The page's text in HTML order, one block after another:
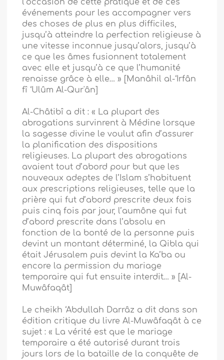
l’occasion de cette pratique et de ces
événements pour les accompagner vers
des choses de plus en plus difficiles,
jusqu’à atteindre la perfection religieuse à
une vitesse inconnue jusqu’alors, jusqu’à
ce que les âmes fusionnent totalement
avec elle et jusqu’à ce que l’humanité
renaisse grâce à elle… » [Manâhil al-‘Irfân
fî ‘Ulûm Al-Qur'ân]
Al-Châtibî a dit : « La plupart des
abrogations survinrent à Médine lorsque
la sagesse divine le voulut afin d’assurer
la planification des dispositions
religieuses. La plupart des abrogations
avaient tout d’abord pour but que les
nouveaux adeptes de l’Islam s’habituent
aux prescriptions religieuses, telle que la
prière qui fut d’abord prescrite deux fois
puis cinq fois par jour, l’aumône qui fut
d’abord prescrite dans l’absolu en
fonction de la bonté de la personne puis
devint un montant déterminé, la Qibla qui
était Jérusalem puis devint la Ka’ba ou
encore la permission du mariage
temporaire qui fut ensuite interdit… » [Al-
Muwâfaqât]
Le cheikh ‘Abdullah Darrâz a dit dans son
édition critique du livre Al-Muwâfaqât à ce
sujet : « La vérité est que le mariage
temporaire a été autorisé durant trois
jours lors de la bataille de la conquête de